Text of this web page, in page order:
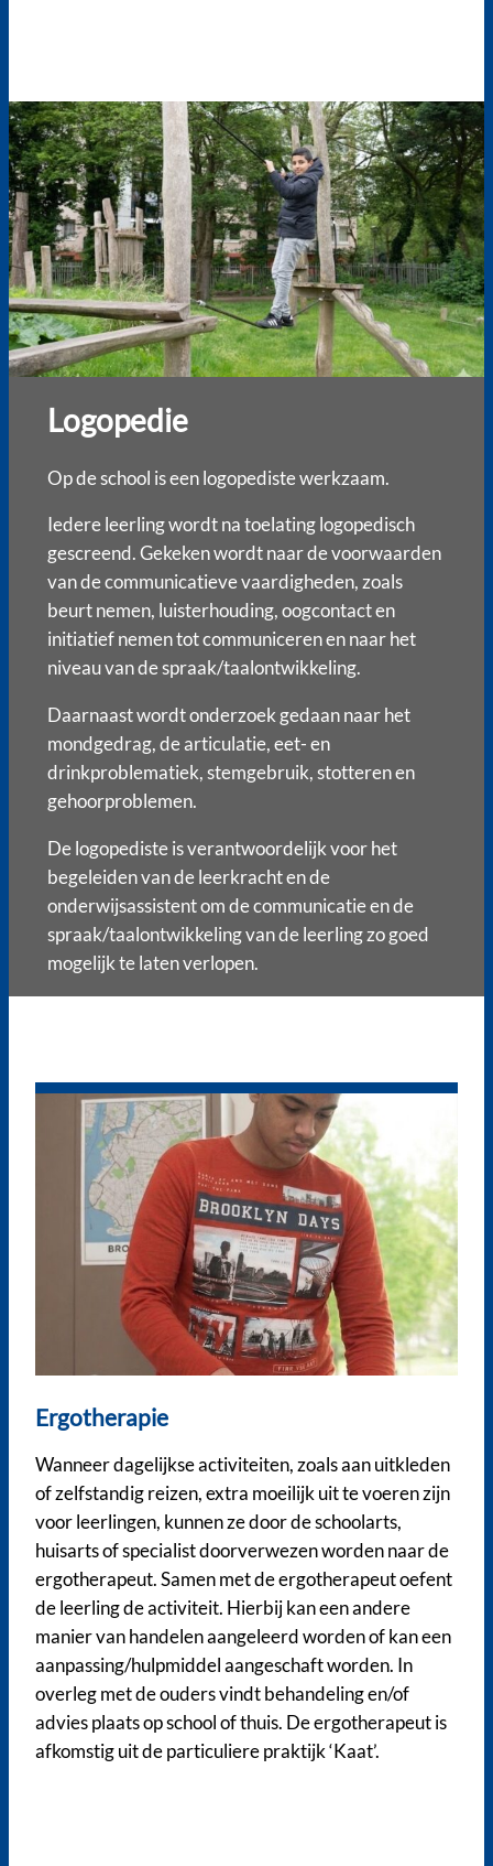
Logopedie
Op de school is een logopediste werkzaam.
Iedere leerling wordt na toelating logopedisch
gescreend. Gekeken wordt naar de voorwaarden
van de communicatieve vaardigheden, zoals
beurt nemen, luisterhouding, oogcontact en
initiatief nemen tot communiceren en naar het
niveau van de spraak/taalontwikkeling.
Daarnaast wordt onderzoek gedaan naar het
mondgedrag, de articulatie, eet- en
drinkproblematiek, stemgebruik, stotteren en
gehoorproblemen.
De logopediste is verantwoordelijk voor het
begeleiden van de leerkracht en de
onderwijsassistent om de communicatie en de
spraak/taalontwikkeling van de leerling zo goed
mogelijk te laten verlopen.
Ergotherapie
Wanneer dagelijkse activiteiten, zoals aan uitkleden
of zelfstandig reizen, extra moeilijk uit te voeren zijn
voor leerlingen, kunnen ze door de schoolarts,
huisarts of specialist doorverwezen worden naar de
ergotherapeut. Samen met de ergotherapeut oefent
de leerling de activiteit. Hierbij kan een andere
manier van handelen aangeleerd worden of kan een
aanpassing/hulpmiddel aangeschaft worden. In
overleg met de ouders vindt behandeling en/of
advies plaats op school of thuis. De ergotherapeut is
afkomstig uit de particuliere praktijk ‘Kaat’.